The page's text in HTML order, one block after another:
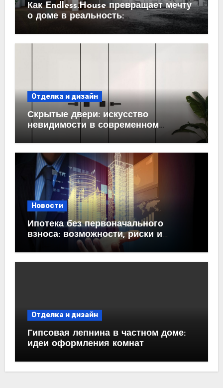
Как Endless.House превращает мечту
о доме в реальность:
проектирование под ключ
Отделка и дизайн
Скрытые двери: искусство
невидимости в современном
Новости
Ипотека без первоначального
взноса: возможности, риски и
практические рекомендации<
Отделка и дизайн
Гипсовая лепнина в частном доме:
идеи оформления комнат